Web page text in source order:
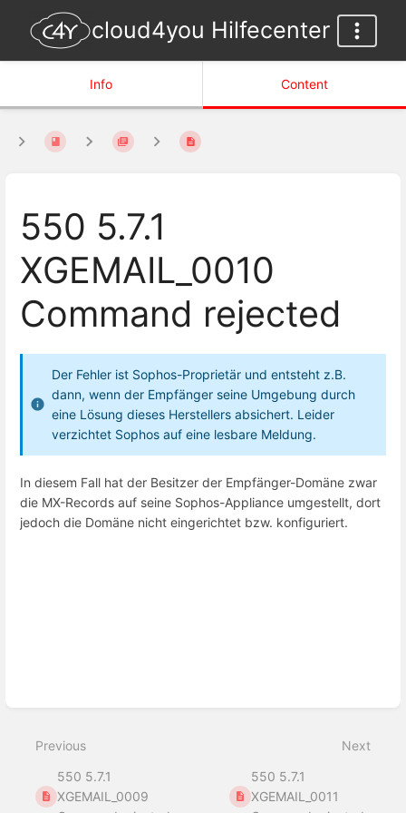
cloud4you Hilfecenter
Info Content
550 5.7.1
XGEMAIL_0010
Command rejected
Der Fehler ist Sophos-Proprietär und entsteht z.B.
dann, wenn der Empfänger seine Umgebung durch
eine Lösung dieses Herstellers absichert. Leider
verzichtet Sophos auf eine lesbare Meldung.
In diesem Fall hat der Besitzer der Empfänger-Domäne zwar
die MX-Records auf seine Sophos-Appliance umgestellt, dort
jedoch die Domäne nicht eingerichtet bzw. konfiguriert.
Previous
550 5.7.1
XGEMAIL_0009
Next
550 5.7.1
XGEMAIL_0011